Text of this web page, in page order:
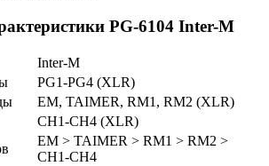
PG-6104 Inter-M
Inter-M
PG1-PG4 (XLR)
EM, TAIMER, RM1, RM2 (XLR)
CH1-CH4 (XLR)
EM > TAIMER > RM1 > RM2 >
CH1-CH4